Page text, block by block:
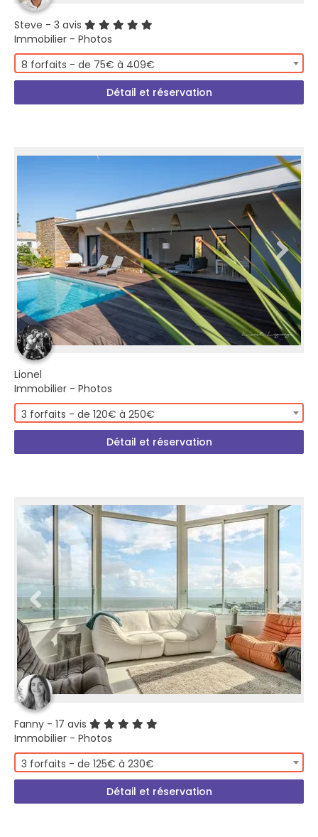
Steve - 3 avis
Immobilier - Photos
8 forfaits - de 75€ à 409€
Détail et réservation
Lionel
Immobilier - Photos
3 forfaits - de 120€ à 250€
Détail et réservation
Fanny - 17 avis
Immobilier - Photos
3 forfaits - de 125€ à 230€
Détail et réservation